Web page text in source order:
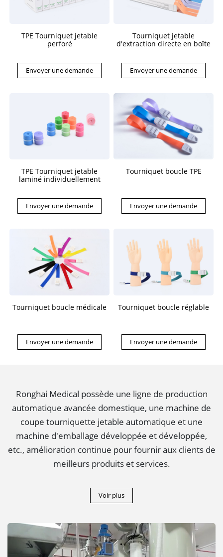
TPE Tourniquet jetable
perforé
Envoyer une demande
Tourniquet jetable
d'extraction directe en boîte
Envoyer une demande
TPE Tourniquet jetable
laminé individuellement
Envoyer une demande
Tourniquet boucle TPE
Envoyer une demande
Tourniquet boucle médicale
Envoyer une demande
Tourniquet boucle réglable
Envoyer une demande
Ronghai Medical possède une ligne de production
automatique avancée domestique, une machine de
coupe tourniquette jetable automatique et une
machine d'emballage développée et développée,
etc., amélioration continue pour fournir aux clients de
meilleurs produits et services.
Voir plus